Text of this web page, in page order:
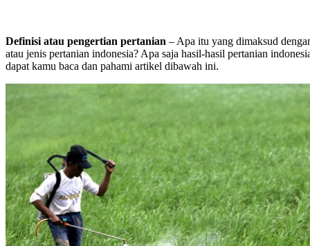
Definisi atau pengertian pertanian – Apa itu yang dimaksud
atau jenis pertanian indonesia? Apa saja hasil-hasil pertanian
dapat kamu baca dan pahami artikel dibawah ini.